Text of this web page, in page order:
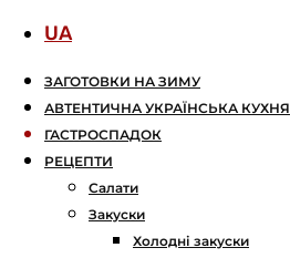
UA
ЗАГОТОВКИ НА ЗИМУ
АВТЕНТИЧНА УКРАЇНСЬКА КУХНЯ
ГАСТРОСПАДОК
РЕЦЕПТИ
Салати
Закуски
Холодні закуски